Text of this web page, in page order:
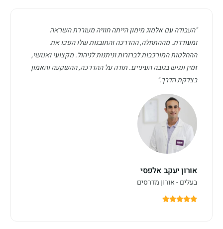
"העבודה עם אלמוג מימון הייתה חוויה מעוררת השראה
ומעודדת. מההתחלה, ההדרכה והתובנות שלו הפכו את
ההחלטות המורכבות לברורות וניתנות לניהול. מקצועי ואנושי,
זמין ונגיש בגובה העיניים. תודה על ההדרכה, ההשקעה והאמון
בצדקת הדרך."
אורון יעקב אלפסי
בעלים - אורון מדרסים